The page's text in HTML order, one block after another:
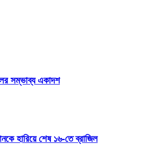
সম্ভাব্য একাদশ
হারিয়ে শেষ ১৬-তে ব্রাজিল